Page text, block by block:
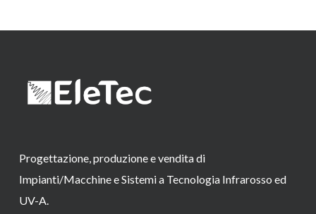
Progettazione, produzione e vendita di
Impianti/Macchine e Sistemi a Tecnologia Infrarosso ed
UV-A.